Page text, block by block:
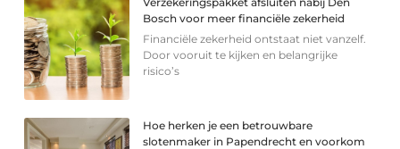
Bosch voor meer financiële zekerheid
Financiële zekerheid ontstaat niet vanzelf.
Door vooruit te kijken en belangrijke
risico’s
Hoe herken je een betrouwbare
slotenmaker in Papendrecht en voorkom